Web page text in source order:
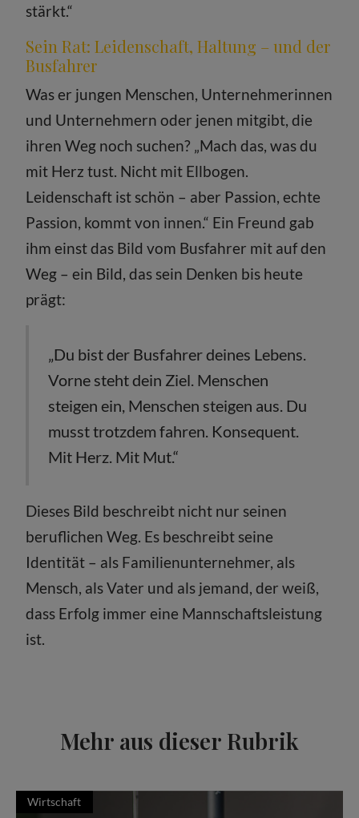
stärkt.“
Sein Rat: Leidenschaft, Haltung – und der
Busfahrer
Was er jungen Menschen, Unternehmerinnen
und Unternehmern oder jenen mitgibt, die
ihren Weg noch suchen? „Mach das, was du
mit Herz tust. Nicht mit Ellbogen.
Leidenschaft ist schön – aber Passion, echte
Passion, kommt von innen.“ Ein Freund gab
ihm einst das Bild vom Busfahrer mit auf den
Weg – ein Bild, das sein Denken bis heute
prägt:
„Du bist der Busfahrer deines Lebens.
Vorne steht dein Ziel. Menschen
steigen ein, Menschen steigen aus. Du
musst trotzdem fahren. Konsequent.
Mit Herz. Mit Mut.“
Dieses Bild beschreibt nicht nur seinen
beruflichen Weg. Es beschreibt seine
Identität – als Familienunternehmer, als
Mensch, als Vater und als jemand, der weiß,
dass Erfolg immer eine Mannschaftsleistung
ist.
Mehr aus dieser Rubrik
Wirtschaft